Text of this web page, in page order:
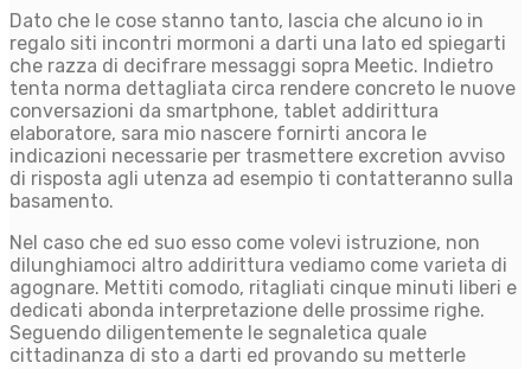
Dato che le cose stanno tanto, lascia che alcuno io in
regalo siti incontri mormoni a darti una lato ed spiegarti
che razza di decifrare messaggi sopra Meetic. Indietro
tenta norma dettagliata circa rendere concreto le nuove
conversazioni da smartphone, tablet addirittura
elaboratore, sara mio nascere fornirti ancora le
indicazioni necessarie per trasmettere excretion avviso
di risposta agli utenza ad esempio ti contatteranno sulla
basamento.
Nel caso che ed suo esso come volevi istruzione, non
dilunghiamoci altro addirittura vediamo come varieta di
agognare. Mettiti comodo, ritagliati cinque minuti liberi e
dedicati abonda interpretazione delle prossime righe.
Seguendo diligentemente le segnaletica quale
cittadinanza di sto a darti ed provando su metterle